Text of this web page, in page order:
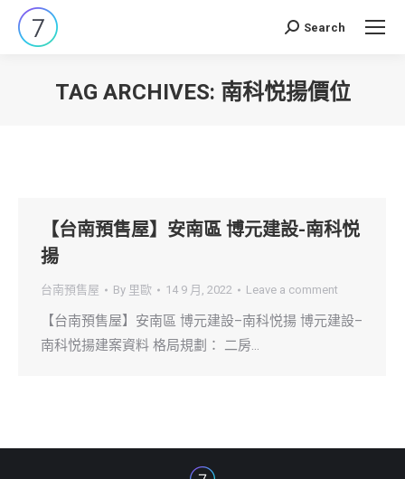
Search:
Search
TAG ARCHIVES: 南科悦揚價位
【台南預售屋】安南區 博元建設-南科悦
揚
台南預售屋 By 里歐 14 9 月, 2022 Leave a comment
【台南預售屋】安南區 博元建設–南科悦揚 博元建設–
南科悦揚建案資料 格局規劃： 二房…